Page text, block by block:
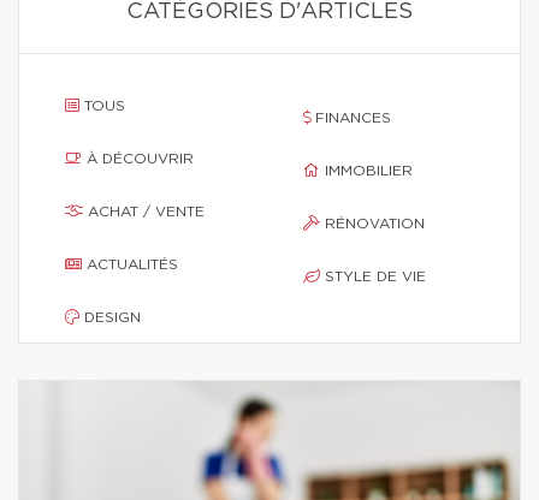
CATÉGORIES D'ARTICLES
TOUS
À DÉCOUVRIR
ACHAT / VENTE
ACTUALITÉS
DESIGN
FINANCES
IMMOBILIER
RÉNOVATION
STYLE DE VIE